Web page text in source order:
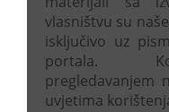
vlasništvu su
isključivo uz
portala.
pregledavanjem
uvjetima